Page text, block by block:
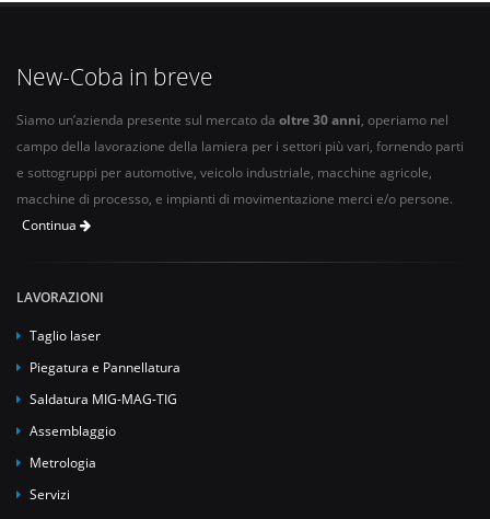
New-Coba in breve
Siamo un’azienda presente sul mercato da oltre 30 anni , operiamo nel
campo della lavorazione della lamiera per i settori più vari, fornendo parti
e sottogruppi per automotive, veicolo industriale, macchine agricole,
macchine di processo, e impianti di movimentazione merci e/o persone.
Continua
LAVORAZIONI
Taglio laser
Piegatura e Pannellatura
Saldatura MIG-MAG-TIG
Assemblaggio
Metrologia
Servizi